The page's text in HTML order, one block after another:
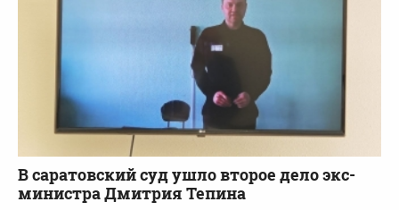
В саратовский суд ушло второе дело экс-
министра Дмитрия Тепина